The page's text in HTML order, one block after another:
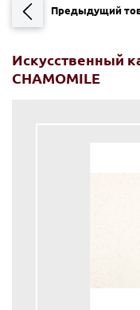
Искусственный
CHAMOMILE